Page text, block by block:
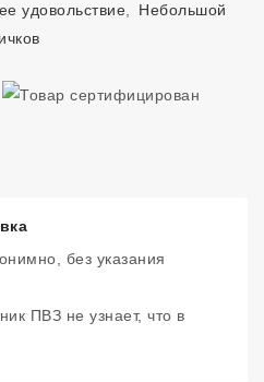
удовольствие
Небольшой
без указания
ПВЗ не узнает, что в